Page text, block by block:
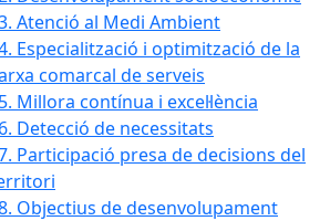
Atenció al Medi Ambient
Especialització i optimització de la
comarcal de serveis
Millora contínua i excel·lència
Detecció de necessitats
Participació presa de decisions del
Objectius de desenvolupament